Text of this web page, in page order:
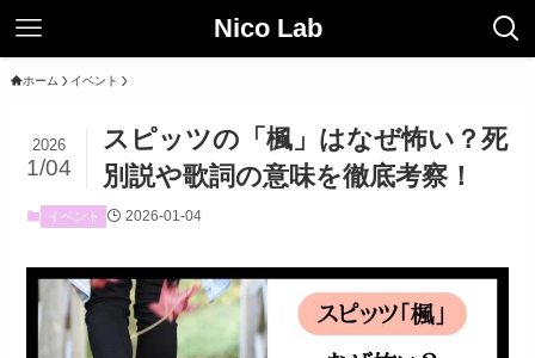
Nico Lab
ホーム イベント
スピッツの「楓」はなぜ怖い？死
別説や歌詞の意味を徹底考察！
2026
1/04
イベント 2026-01-04